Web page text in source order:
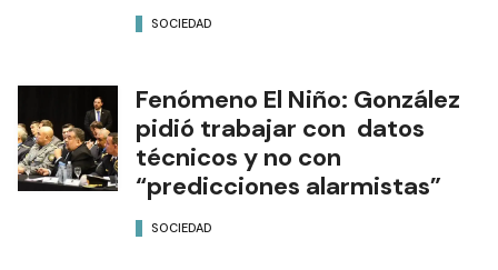
SOCIEDAD
Fenómeno El Niño: González
pidió trabajar con datos
técnicos y no con
“predicciones alarmistas”
SOCIEDAD